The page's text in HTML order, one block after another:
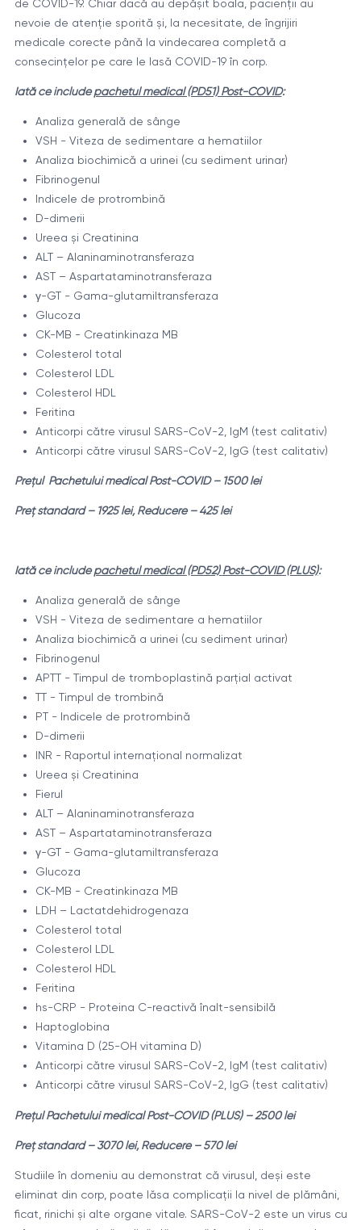
de COVID-19. Chiar dacă au depășit boala, pacienții au
nevoie de atenție sporită și, la necesitate, de îngrijiri
medicale corecte până la vindecarea completă a
consecințelor pe care le lasă COVID-19 în corp.
Iată ce includepachetul medical (PD51) Post-COVID:
Analiza generală de sânge
VSH - Viteza de sedimentare a hematiilor
Analiza biochimică a urinei (cu sediment urinar)
Fibrinogenul
Indicele de protrombină
D-dimerii
Ureea și Creatinina
ALT – Alaninaminotransferaza
AST – Aspartataminotransferaza
γ-GT - Gama-glutamiltransferaza
Glucoza
CK-MB - Creatinkinaza МВ
Colesterol total
Colesterol LDL
Colesterol HDL
Feritina
Anticorpi către virusul SARS-CoV-2, IgM (test calitativ)
Anticorpi către virusul SARS-CoV-2, IgG (test calitativ)
Prețul Pachetului medical Post-COVID – 1500 lei
Preț standard – 1925 lei, Reducere – 425 lei
Iată ce includepachetul medical(PD52)Post-COVID (PLUS):
Analiza generală de sânge
VSH - Viteza de sedimentare a hematiilor
Analiza biochimică a urinei (cu sediment urinar)
Fibrinogenul
APTT - Timpul de tromboplastină parţial activat
TT - Timpul de trombină
PT - Indicele de protrombină
D-dimerii
INR - Raportul internaţional normalizat
Ureea și Creatinina
Fierul
ALT – Alaninaminotransferaza
AST – Aspartataminotransferaza
γ-GT - Gama-glutamiltransferaza
Glucoza
CK-MB - Creatinkinaza МВ
LDH – Lactatdehidrogenaza
Colesterol total
Colesterol LDL
Colesterol HDL
Feritina
hs-CRP - Proteina C-reactivă înalt-sensibilă
Haptoglobina
Vitamina D (25-OH vitamina D)
Anticorpi către virusul SARS-CoV-2, IgM (test calitativ)
Anticorpi către virusul SARS-CoV-2, IgG (test calitativ)
Prețul Pachetului medical Post-COVID (PLUS) – 2500 lei
Preț standard – 3070 lei, Reducere – 570 lei
Studiile în domeniu au demonstrat că virusul, deși este
eliminat din corp, poate lăsa complicații la nivel de plămâni,
ficat, rinichi și alte organe vitale. SARS-CoV-2 este un virus cu